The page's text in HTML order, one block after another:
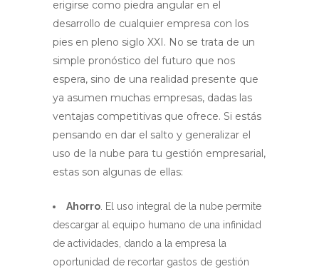
erigirse como piedra angular en el
desarrollo de cualquier empresa con los
pies en pleno siglo XXI. No se trata de un
simple pronóstico del futuro que nos
espera, sino de una realidad presente que
ya asumen muchas empresas, dadas las
ventajas competitivas que ofrece. Si estás
pensando en dar el salto y generalizar el
uso de la nube para tu gestión empresarial,
estas son algunas de ellas:
Ahorro. El uso integral de la nube permite
descargar al equipo humano de una infinidad
de actividades, dando a la empresa la
oportunidad de recortar gastos de gestión